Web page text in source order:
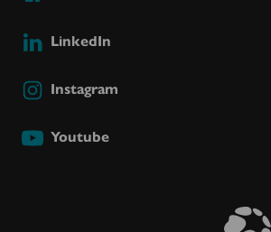
LinkedIn
Instagram
Youtube